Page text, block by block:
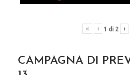
« ‹ 1 di 2 ›
CAMPAGNA DI